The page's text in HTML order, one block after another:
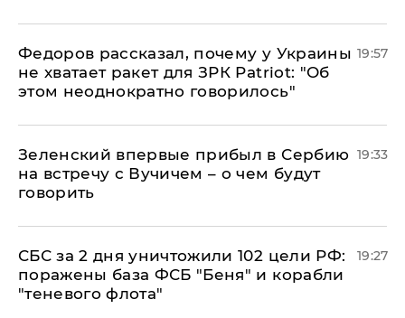
Федоров рассказал, почему у Украины
не хватает ракет для ЗРК Patriot: "Об
этом неоднократно говорилось"
19:57
Зеленский впервые прибыл в Сербию
на встречу с Вучичем – о чем будут
говорить
19:33
СБС за 2 дня уничтожили 102 цели РФ:
поражены база ФСБ "Беня" и корабли
"теневого флота"
19:27